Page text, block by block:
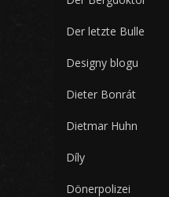
Der letzte Bulle
Designy blogu
Dieter Bonrát
Dietmar Huhn
Díly
Dönerpolizei